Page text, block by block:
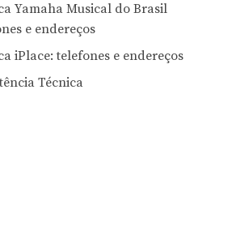
Yamaha Musical do Brasil
e endereços
iPlace: telefones e endereços
Técnica